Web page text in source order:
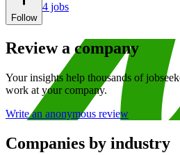
Follow
4 jobs
Review a company
Your insights help thousands of
work at your company.
Write an anonymous review
Companies by industry